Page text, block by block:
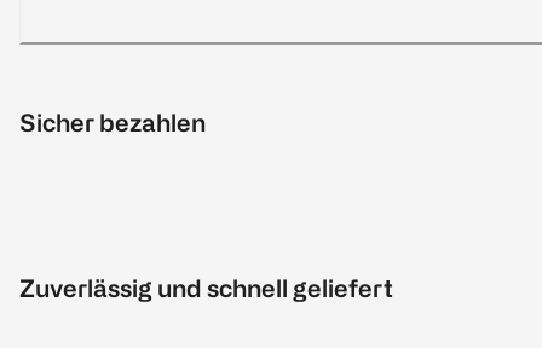
Sicher bezahlen
Zuverlässig und schnell geliefert